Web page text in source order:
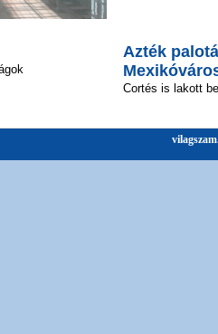
Azték
Cortés is lakott